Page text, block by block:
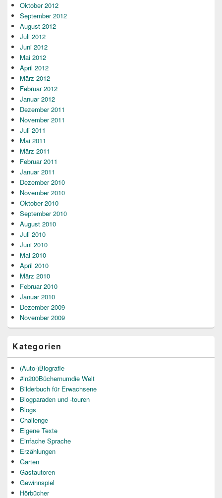
Oktober 2012
September 2012
August 2012
Juli 2012
Juni 2012
Mai 2012
April 2012
März 2012
Februar 2012
Januar 2012
Dezember 2011
November 2011
Juli 2011
Mai 2011
März 2011
Februar 2011
Januar 2011
Dezember 2010
November 2010
Oktober 2010
September 2010
August 2010
Juli 2010
Juni 2010
Mai 2010
April 2010
März 2010
Februar 2010
Januar 2010
Dezember 2009
November 2009
Kategorien
(Auto-)Biografie
#in200Büchernumdie Welt
Bilderbuch für Erwachsene
Blogparaden und -touren
Blogs
Challenge
Eigene Texte
Einfache Sprache
Erzählungen
Garten
Gastautoren
Gewinnspiel
Hörbücher